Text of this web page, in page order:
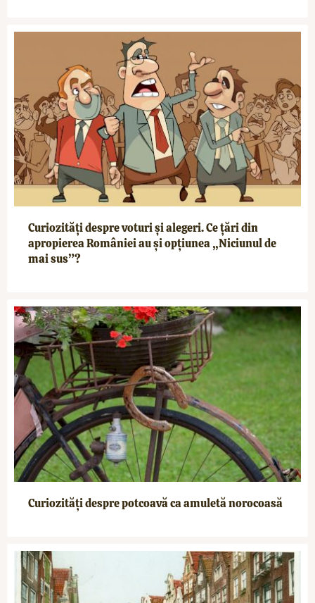
Curiozități despre voturi și alegeri. Ce țări din
apropierea României au și opțiunea „Niciunul de
mai sus”?
Curiozități despre potcoavă ca amuletă norocoasă